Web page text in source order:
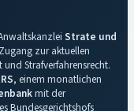
Strate und
zur aktuellen
Strafverfahrensrecht.
, einem monatlichen
mit der
Bundesgerichtshofs